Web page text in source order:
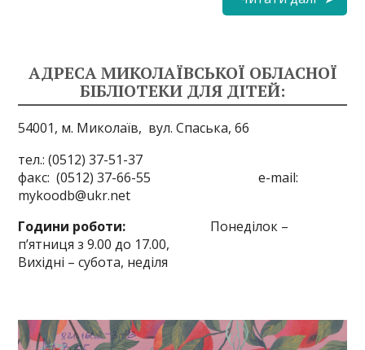
АДРЕСА МИКОЛАЇВСЬКОЇ ОБЛАСНОЇ
БІБЛІОТЕКИ ДЛЯ ДІТЕЙ:
54001, м. Миколаїв, вул. Спаська, 66
тел.: (0512) 37-51-37
факс: (0512) 37-66-55 e-mail:
mykoodb@ukr.net
Години роботи: Понеділок –
п’ятниця з 9.00 до 17.00,
Вихідні – субота, неділя